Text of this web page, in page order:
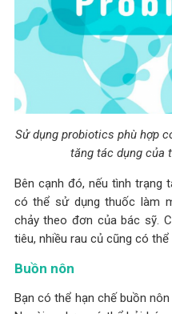
Sử dụng probiotics phù hợp
tăng tác dụng của
Bên cạnh đó, nếu tình trạng
có thể sử dụng thuốc làm
chảy theo đơn của bác sỹ.
tiêu, nhiều rau củ cũng có
Buồn nôn
Bạn có thể hạn chế buồn